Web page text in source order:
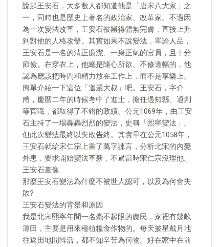
說起王安石，大多數人都知道他是「唐宋八大家」之
一，同時也是歷史上著名的政治家、改革家。不過因
為一次變法改革，王安石被黑得體無完膚，直接上升
到對他的人格攻擊。其實如果不說變法，單論人品，
王安石是一名的清正廉潔、一身正氣的官員，且十分
節儉。在穿衣上，他總是隨心所欲、不修邊幅的，他
認為應該把時間和精力放在工作上，而不是享樂上。
簡單介紹一下這位「邋遢大叔」吧。王安石，字介
甫，慶曆二年的時候考中了進士，擔任過知縣、通判
等官職，都取得了不錯的政績。公元1069年，由王安
石主持了一場轟轟烈烈的變法，史稱「熙寧變法」。
但此次變法最終以失敗告終。其實早在公元1058年，
王安石就給宋仁宗上書了萬字諫言，分析北宋的內憂
外患，要求開始變法革新，不過當時宋仁宗沒理他。
王安石畫像
那麼王安石變法為什麼不被世人認可，以及為何會失
敗?
王安石變法的背景和原因
我是北宋熙寧年間一名毫不起眼的農民，家裡有幾畝
薄田，主要是用來種植糧食作物的。每天披星戴月地
往返田地間幹活，都不知辛苦為何物。好在家中在前